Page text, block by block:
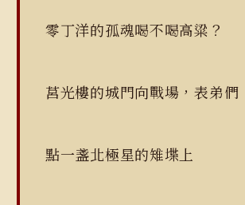
零丁洋的孤魂喝不喝高粱？
莒光樓的城門向戰場，表弟們
點一盞北極星的雉堞上